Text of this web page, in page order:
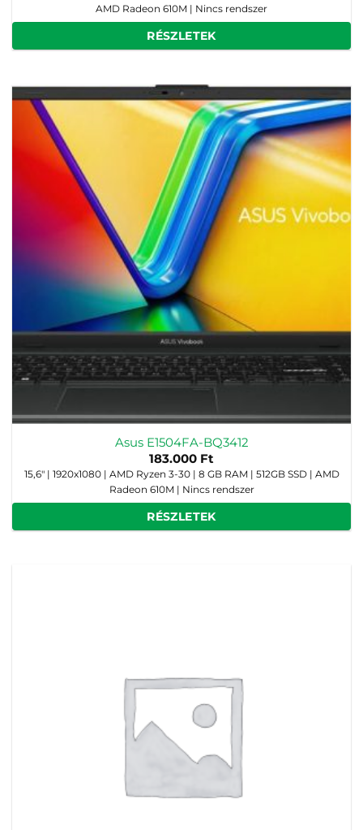
AMD Radeon 610M | Nincs rendszer
RÉSZLETEK
Asus E1504FA-BQ3412
183.000 Ft
15,6" | 1920x1080 | AMD Ryzen 3-30 | 8 GB RAM | 512GB SSD | AMD
Radeon 610M | Nincs rendszer
RÉSZLETEK